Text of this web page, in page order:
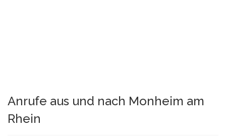
Anrufe aus und nach Monheim am
Rhein